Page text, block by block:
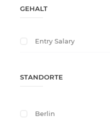
GEHALT
Entry Salary
STANDORTE
Berlin